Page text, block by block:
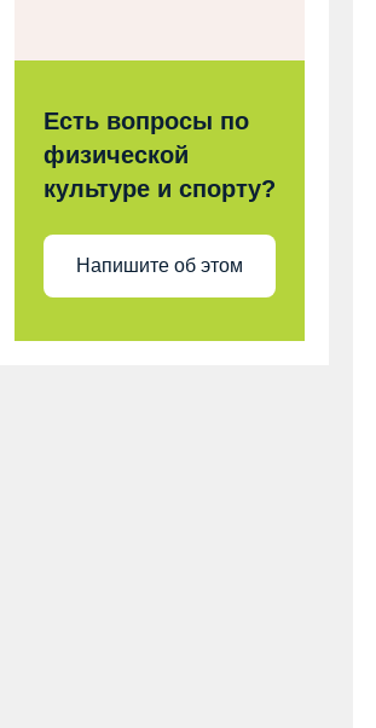
Есть вопросы по
физической
культуре и спорту?
Напишите об этом